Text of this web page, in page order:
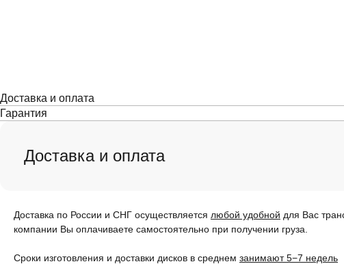
Доставка и оплата
Гарантия
Доставка и оплата
Доставка по России и СНГ осуществляется любой удобной для Вас
компании Вы оплачиваете самостоятельно при получении груза.
Сроки изготовления и доставки дисков в среднем занимают 5−7 недель